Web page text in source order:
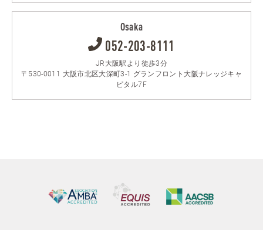
Osaka
052-203-8111
JR大阪駅より徒歩3分
〒530-0011 大阪市北区大深町3-1 グランフロント大阪ナレッジキャ
ピタル7F